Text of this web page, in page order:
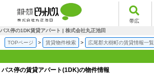
帯広
バス停の1DK賃貸アパート | 株式会社丸正池田
TOPページ 賃貸物件検索 広尾郡大樹町の賃貸情報一覧
バス停の賃貸アパート(1DK)の物件情報